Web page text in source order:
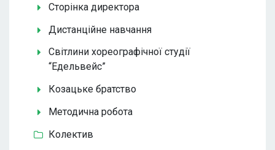
Сторінка директора
Дистанційне навчання
Світлини хореографічної студії
“Едельвейс”
Козацьке братство
Методична робота
Колектив